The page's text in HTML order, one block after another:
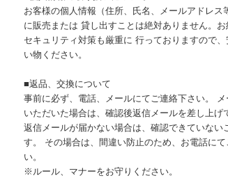
お客様の個人情報（住所、氏名、メールアドレス
に販売または 貸し出すことは絶対ありません。お
セキュリティ対策も厳重に 行っておりますので
い物ください。
■返品、交換について
事前に必ず、電話、メールにてご連絡下さい。
いただいた場合は、確認後返信メールを差し上げ
返信メールが届かない場合は、確認できていない
す。 その場合は、間違い防止のため、お電話にて
い。
※ルール、マナーをお守りください。